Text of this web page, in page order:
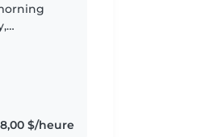
$/heure